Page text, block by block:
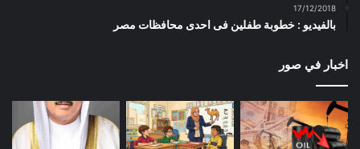
17/12/2018
بالفيديو : خطوبة طفلين فى احدى محافظات مصر
اخبار في صور